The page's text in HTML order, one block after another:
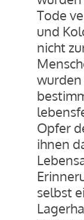
Tode
und
nicht
Opfer
ihnen
selbst